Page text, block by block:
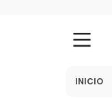
INICIO